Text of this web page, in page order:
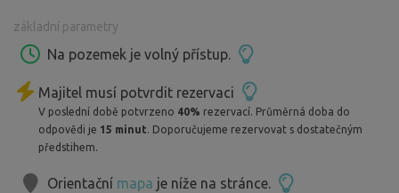
Postele jsou vždy povlečené čistým prostěradlem, ale
spacáky či přikrývky si prosím nezapomeňte přivézt.
Co v týpí najdete?
plynový jednoplotýnkový vařič
nádobí – od hrnce přes talíře, skleničky na víno až po
moka konvičku pro milovníky kávy
základní parametry
Na pozemek je volný přístup.
Majitel musí potvrdit rezervaci
V poslední době potvrzeno 40% rezervací. Průměrná doba do
odpovědi je 15 minut. Doporučujeme rezervovat s dostatečným
předstihem.
Orientační mapa je níže na stránce.